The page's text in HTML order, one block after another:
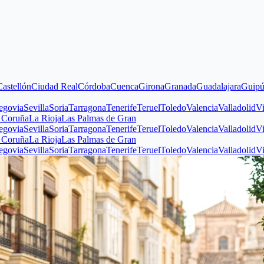
Ciudad RealCórdobaCuencaGironaGranadaGuadalajaraGuipúzcoa
SoriaTarragonaTenerifeTeruelToledoValenciaValladolidVizcaya
La RiojaLas Palmas de Gran
SoriaTarragonaTenerifeTeruelToledoValenciaValladolidVizcaya
La RiojaLas Palmas de Gran
SoriaTarragonaTenerifeTeruelToledoValenciaValladolidVizcaya